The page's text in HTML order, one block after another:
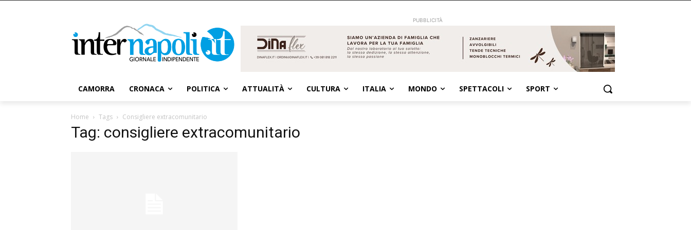
PUBBLICITÀ
CAMORRA CRONACA POLITICA ATTUALITÀ CULTURA ITALIA MONDO SPETTACOLI SPORT
Home Tags Consigliere extracomunitario
Tag: consigliere extracomunitario